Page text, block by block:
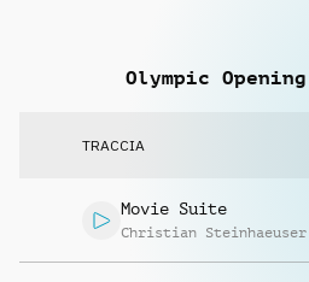
Licenze
Info
Richiedi musica
Olympic Opening
TRACCIA
Movie Suite
Christian Steinhaeuser